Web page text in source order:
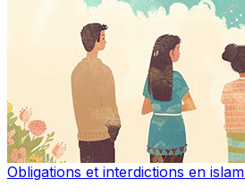
Obligations et interdictions en islam